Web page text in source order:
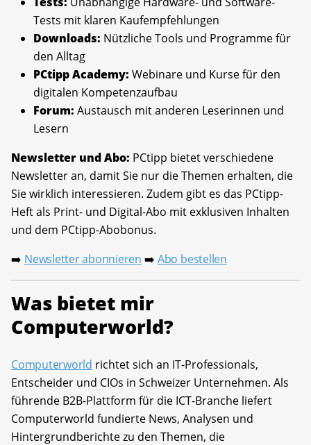
Tests mit klaren Kaufempfehlungen
Downloads: Nützliche Tools und Programme für
den Alltag
PCtipp Academy: Webinare und Kurse für den
digitalen Kompetenzaufbau
Forum: Austausch mit anderen Leserinnen und
Lesern
Newsletter und Abo: PCtipp bietet verschiedene
Newsletter an, damit Sie nur die Themen erhalten, die
Sie wirklich interessieren. Zudem gibt es das PCtipp-
Heft als Print- und Digital-Abo mit exklusiven Inhalten
und dem PCtipp-Abobonus.
➡️ Newsletter abonnieren ➡️ Abo bestellen
Was bietet mir
Computerworld?
Computerworld richtet sich an IT-Professionals,
Entscheider und CIOs in Schweizer Unternehmen. Als
führende B2B-Plattform für die ICT-Branche liefert
Computerworld fundierte News, Analysen und
Hintergrundberichte zu den Themen, die